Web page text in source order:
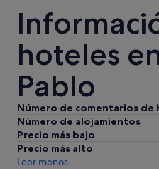
hoteles
Pablo
Número de comentarios de
Número de alojamientos
Precio más bajo
Precio más alto
Leer menos